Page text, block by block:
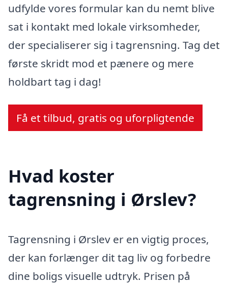
udfylde vores formular kan du nemt blive
sat i kontakt med lokale virksomheder,
der specialiserer sig i tagrensning. Tag det
første skridt mod et pænere og mere
holdbart tag i dag!
Få et tilbud, gratis og uforpligtende
Hvad koster
tagrensning i Ørslev?
Tagrensning i Ørslev er en vigtig proces,
der kan forlænger dit tag liv og forbedre
dine boligs visuelle udtryk. Prisen på